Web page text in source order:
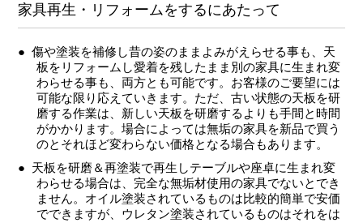
家具再生・リフォームをするにあたって
傷や塗装を補修し昔の姿のままよみがえらせる事も、天
板をリフォームし愛着を残したまま別の家具に生まれ変
わらせる事も、両方とも可能です。お客様のご要望には
可能な限り応えていきます。ただ、古い状態の天板を研
磨する作業は、新しい天板を研磨するよりも手間と時間
がかかります。場合によっては無垢の家具を新品で買う
のとそれほど変わらない価格となる場合もあります。
天板を研磨＆再塗装で再生しテーブルや座卓に生まれ変
わらせる場合は、完全な無垢材使用の家具でないとでき
ません。オイル塗装されているものは比較的簡単で安価
でできますが、ウレタン塗装されているものはそれをは